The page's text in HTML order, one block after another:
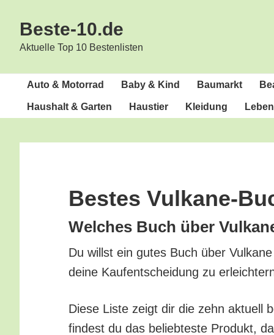
Hauptnavigation
springen
Inhalt
springen
Beste-10.de
Aktuelle Top 10 Bestenlisten
Auto & Motorrad Baby & Kind Bau­markt
Haus­halt & Garten Haus­tier Klei­dung
Bes­tes Vulkane-
Wel­ches Buch über
Du willst ein gutes Buch über
dei­ne Kauf­ent­schei­dung zu
Die­se Lis­te zeigt dir die zehn aktu­ell
fin­dest du das belieb­tes­te Pro­dukt,